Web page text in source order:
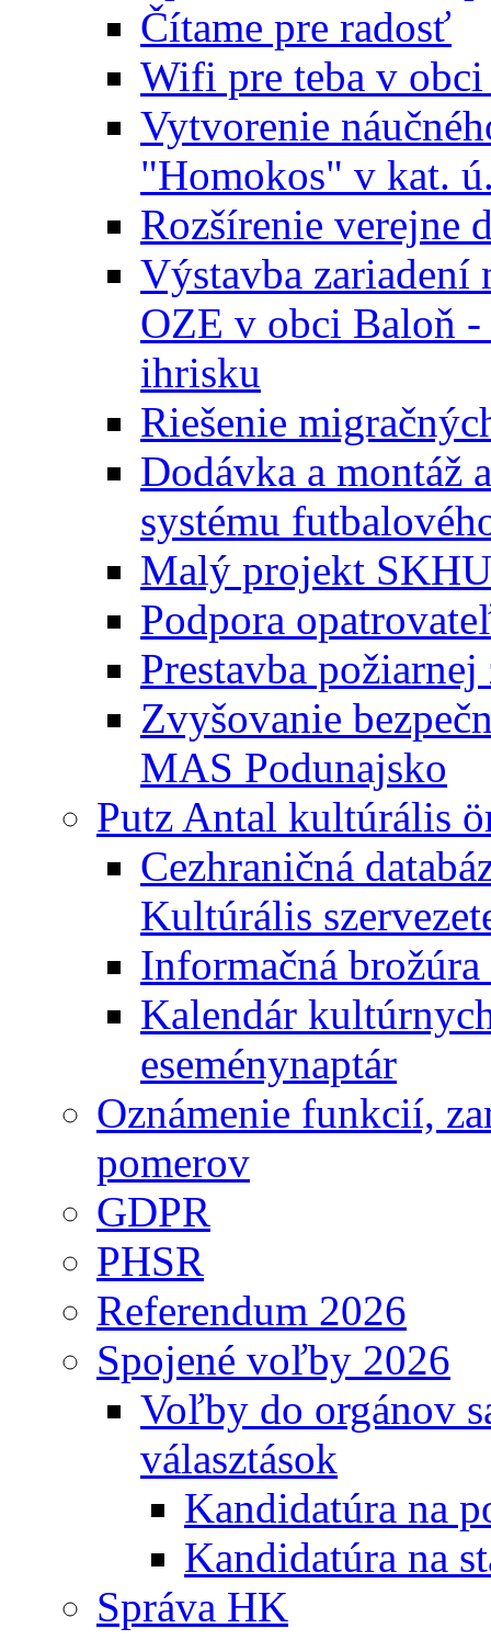
Čítame pre radosť
Wifi pre teba v
Vytvorenie
"Homokos" v kat.
Rozšírenie verejne
Výstavba
OZE v obci Baloň
ihrisku
Riešenie
Dodávka a montáž
systému
Malý projekt
Podpora
Prestavba
Zvyšovanie
MAS Podunajsko
Putz Antal kultúrális
Cezhraničná
Kultúrális
Informačná
Kalendár
eseménynaptár
Oznámenie funkcií,
pomerov
GDPR
PHSR
Referendum 2026
Spojené voľby 2026
Voľby do orgánov
választások
Kandidatúra na
Kandidatúra na
Správa HK